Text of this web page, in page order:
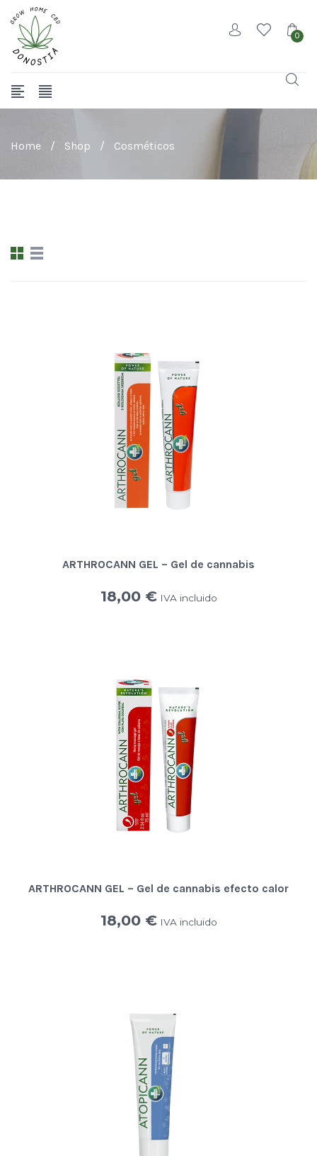
0
Home / Shop / Cosméticos
ARTHROCANN GEL – Gel de cannabis
18,00 € IVA incluido
ARTHROCANN GEL – Gel de cannabis efecto calor
18,00 € IVA incluido